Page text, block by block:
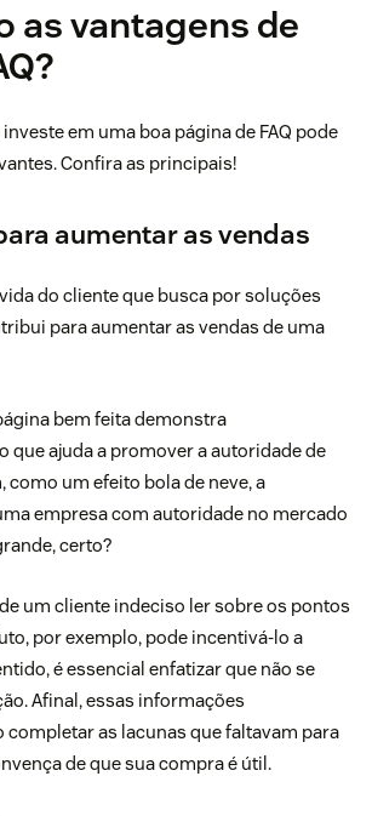
as vantagens de
em uma boa página de FAQ pode
Confira as principais!
aumentar as vendas
do cliente que busca por soluções
para aumentar as vendas de uma
bem feita demonstra
que ajuda a promover a autoridade de
como um efeito bola de neve, a
empresa com autoridade no mercado
certo?
um cliente indeciso ler sobre os pontos
por exemplo, pode incentivá-lo a
é essencial enfatizar que não se
Afinal, essas informações
as lacunas que faltavam para
de que sua compra é útil.